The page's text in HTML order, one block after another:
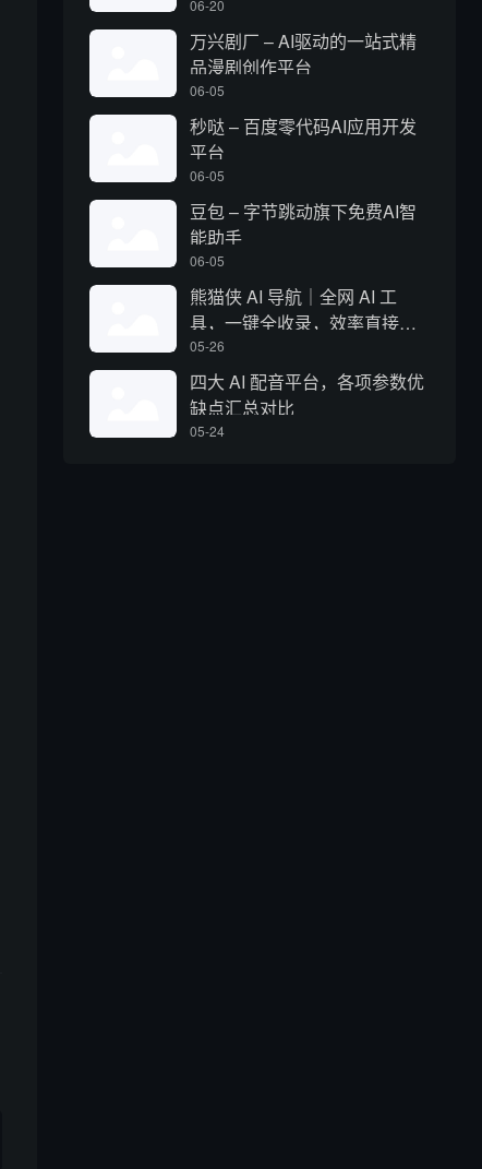
06-20
万兴剧厂 – AI驱动的一站式精
品漫剧创作平台
06-05
秒哒 – 百度零代码AI应用开发
平台
06-05
豆包 – 字节跳动旗下免费AI智
能助手
06-05
熊猫侠 AI 导航｜全网 AI 工
具，一键全收录，效率直接拉
满
05-26
四大 AI 配音平台，各项参数优
缺点汇总对比
05-24